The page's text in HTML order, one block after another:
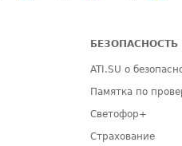
БЕЗОПАСНОСТЬ
ATI.SU о
Памятка по
Светофор+
Страхование